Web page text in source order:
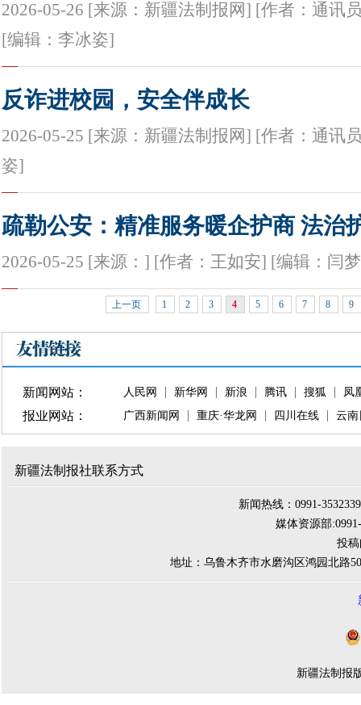
2026-05-26 [来源：新疆法制报网] [作者：通讯
[编辑：李冰姿]
反诈进校园，安全伴成长
2026-05-25 [来源：新疆法制报网] [作者：通讯
姿]
疏勒公安：精准服务暖企护商 法治
2026-05-25 [来源：] [作者：王如安] [编辑：闫
上一页 1 2 3 4 5 6 7 8 9
新闻网站： 人民网 新华网 新浪 腾讯 搜狐 凤
报业网站： 广西新闻网 重庆·华龙网 四川在线 云南
新疆法制报社联系方式
新闻热线：0991-
媒体资源部
投稿
地址：乌鲁木齐市水磨沟区鸿园北路
新疆法制报